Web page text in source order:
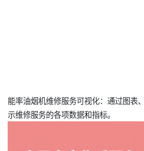
能率油烟机维修服务可视化：通过图表
示维修服务的各项数据和指标。